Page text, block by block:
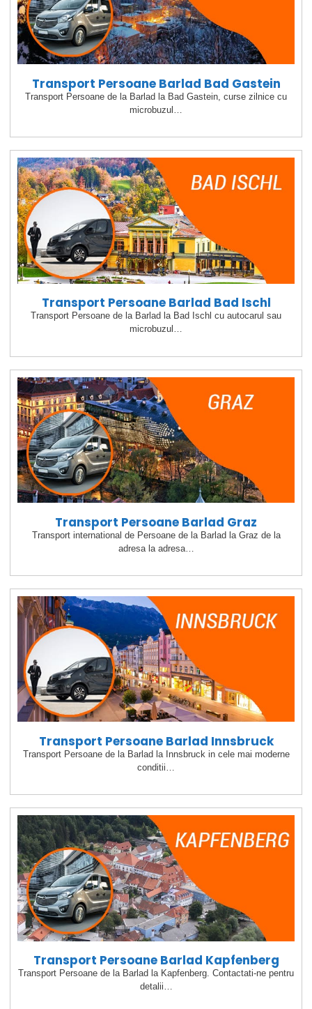
Transport Persoane Barlad Bad Gastein
Transport Persoane de la Barlad la Bad Gastein, curse zilnice cu
microbuzul…
Transport Persoane Barlad Bad Ischl
Transport Persoane de la Barlad la Bad Ischl cu autocarul sau
microbuzul…
Transport Persoane Barlad Graz
Transport international de Persoane de la Barlad la Graz de la
adresa la adresa…
Transport Persoane Barlad Innsbruck
Transport Persoane de la Barlad la Innsbruck in cele mai moderne
conditii…
Transport Persoane Barlad Kapfenberg
Transport Persoane de la Barlad la Kapfenberg. Contactati-ne pentru
detalii…